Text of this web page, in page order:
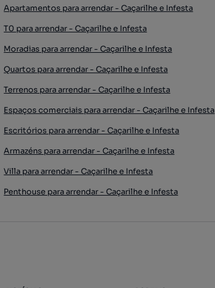
Apartamentos para arrendar - Caçarilhe e Infesta
T0 para arrendar - Caçarilhe e Infesta
Moradias para arrendar - Caçarilhe e Infesta
Quartos para arrendar - Caçarilhe e Infesta
Terrenos para arrendar - Caçarilhe e Infesta
Espaços comerciais para arrendar - Caçarilhe e Infesta
Escritórios para arrendar - Caçarilhe e Infesta
Armazéns para arrendar - Caçarilhe e Infesta
Villa para arrendar - Caçarilhe e Infesta
Penthouse para arrendar - Caçarilhe e Infesta